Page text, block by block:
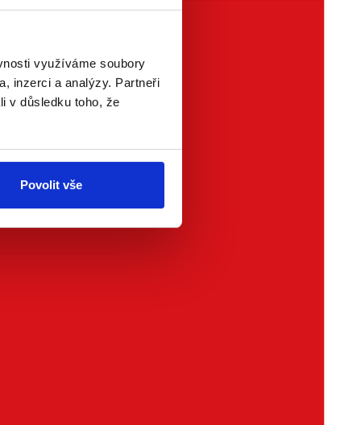
využíváme soubory
inzerci a analýzy. Partneři
v důsledku toho, že
Povolit vše
které